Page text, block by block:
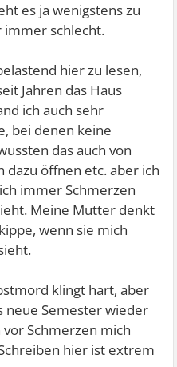
es ja wenigstens zu
immer schlecht.
hier zu lesen,
Jahren das Haus
ich auch sehr
bei denen keine
das auch von
dazu öffnen etc. aber ich
immer Schmerzen
Meine Mutter denkt
wenn sie mich
klingt hart, aber
neue Semester wieder
Schmerzen mich
hier ist extrem